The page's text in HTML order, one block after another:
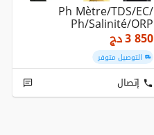
Ph Mètre/TDS/EC/
Ph/salinité/ORP
3 850دج
التوصيل متوفر
إتصال